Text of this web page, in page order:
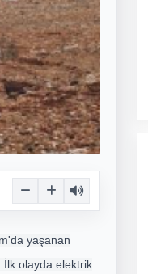
yaşanan
İlk olayda elektrik